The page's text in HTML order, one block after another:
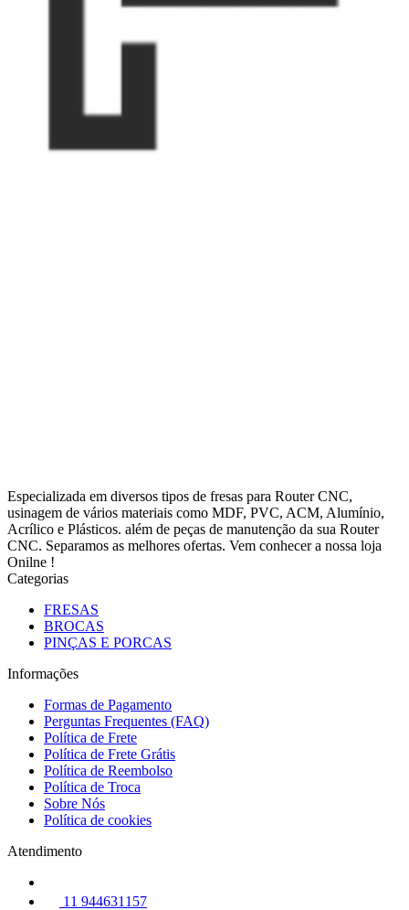
Especializada em diversos tipos de fresas para Router CNC,
usinagem de vários materiais como MDF, PVC, ACM, Alumínio,
Acrílico e Plásticos. além de peças de manutenção da sua Router
CNC. Separamos as melhores ofertas. Vem conhecer a nossa loja
Onilne !
Categorias
FRESAS
BROCAS
PINÇAS E PORCAS
Informações
Formas de Pagamento
Perguntas Frequentes (FAQ)
Política de Frete
Política de Frete Grátis
Política de Reembolso
Política de Troca
Sobre Nós
Política de cookies
Atendimento
11 944631157